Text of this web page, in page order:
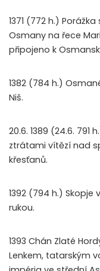
1371 (772 h.)
Osmany na řece
připojeno k
1382 (784 h.)
Niš.
20.6. 1389 (24.6. 791
ztrátami vítězí nad
křesťanů.
1392 (794 h.)
rukou.
1393 Chán Zlaté
Lenkem, tatarským